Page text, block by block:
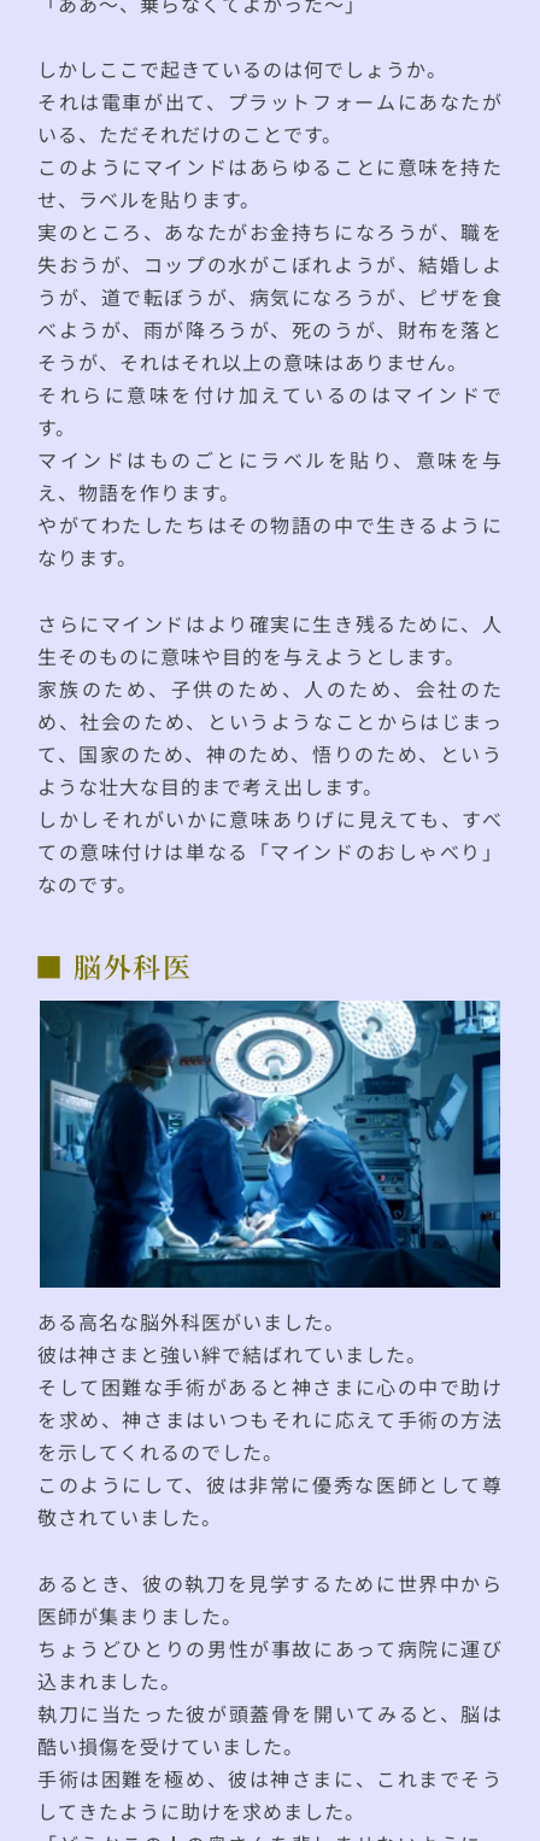
しかしここで起きているのは何でしょうか。
それは電車が出て、プラットフォームにあなたが
いる、ただそれだけのことです。
このようにマインドはあらゆることに意味を持た
せ、ラベルを貼ります。
実のところ、あなたがお金持ちになろうが、職を
失おうが、コップの水がこぼれようが、結婚しよ
うが、道で転ぼうが、病気になろうが、ピザを食
べようが、雨が降ろうが、死のうが、財布を落と
そうが、それはそれ以上の意味はありません。
それらに意味を付け加えているのはマインドで
す。
マインドはものごとにラベルを貼り、意味を与
え、物語を作ります。
やがてわたしたちはその物語の中で生きるように
なります。
さらにマインドはより確実に生き残るために、人
生そのものに意味や目的を与えようとします。
家族のため、子供のため、人のため、会社のた
め、社会のため、というようなことからはじまっ
て、国家のため、神のため、悟りのため、という
ような壮大な目的まで考え出します。
しかしそれがいかに意味ありげに見えても、すべ
ての意味付けは単なる「マインドのおしゃべり」
なのです。
■ 脳外科医
ある高名な脳外科医がいました。
彼は神さまと強い絆で結ばれていました。
そして困難な手術があると神さまに心の中で助け
を求め、神さまはいつもそれに応えて手術の方法
を示してくれるのでした。
このようにして、彼は非常に優秀な医師として尊
敬されていました。
あるとき、彼の執刀を見学するために世界中から
医師が集まりました。
ちょうどひとりの男性が事故にあって病院に運び
込まれました。
執刀に当たった彼が頭蓋骨を開いてみると、脳は
酷い損傷を受けていました。
手術は困難を極め、彼は神さまに、これまでそう
してきたように助けを求めました。